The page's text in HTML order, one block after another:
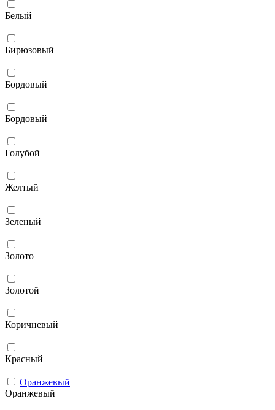
Белый
Бирюзовый
Бордовый
Бордовый
Голубой
Желтый
Зеленый
Золото
Золотой
Коричневый
Красный
Оранжевый
Оранжевый